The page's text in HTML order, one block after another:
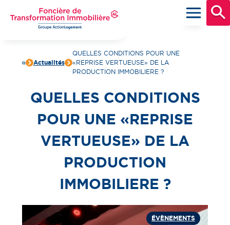
Actualités
QUELLES CONDITIONS POUR UNE
« REPRISE VERTUEUSE » DE LA
PRODUCTION IMMOBILIERE ?
QUELLES CONDITIONS
POUR UNE « REPRISE
VERTUEUSE » DE LA
PRODUCTION
IMMOBILIERE ?
ÉVÈNEMENTS